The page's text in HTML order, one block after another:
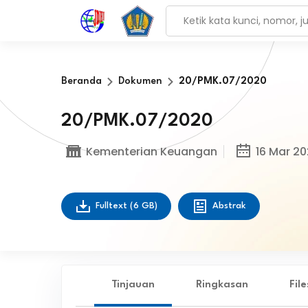
Beranda Dokumen 20/PMK.07/2020
20/PMK.07/2020
Kementerian Keuangan 16 Mar
Fulltext (6 GB) Abstrak
Tinjauan Ringkasan